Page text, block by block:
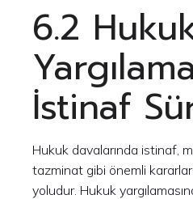
6.2
İstinaf
Hukuk davalarında istinaf,
tazminat gibi önemli
yoludur. Hukuk